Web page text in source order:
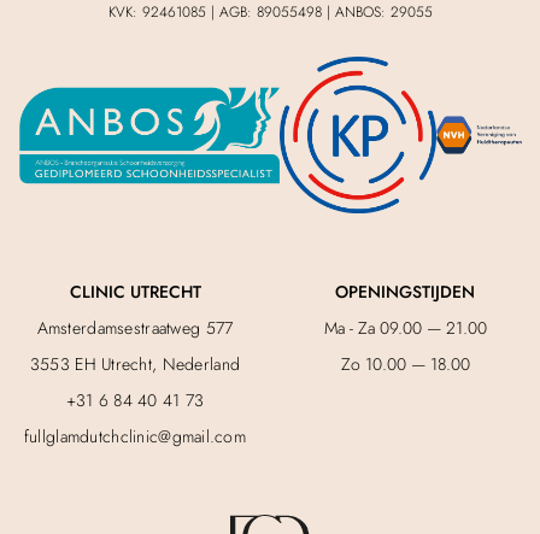
CLINIC UTRECHT
Amsterdamsestraatweg 577
3553 EH Utrecht, Nederland
+31 6 84 40 41 73
fullglamdutchclinic@gmail.com
OPENINGSTIJDEN
Ma - Za 09.00 — 21.00
Zo 10.00 — 18.00
KVK: 92461085 | AGB: 89055498 | ANBOS: 29055